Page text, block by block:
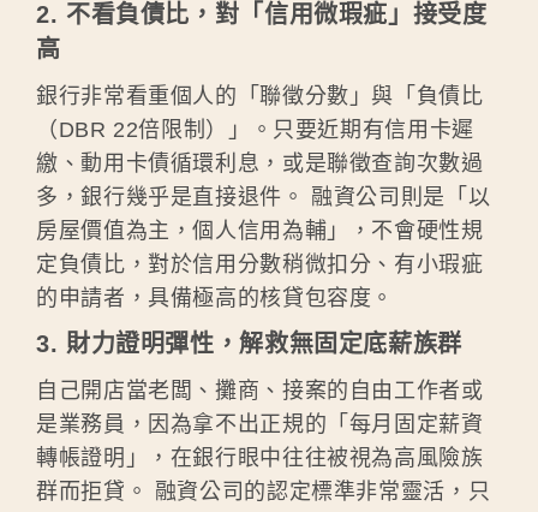
2. 不看負債比，對「信用微瑕疵」接受度
高
銀行非常看重個人的「聯徵分數」與「負債比
（DBR 22倍限制）」。只要近期有信用卡遲
繳、動用卡債循環利息，或是聯徵查詢次數過
多，銀行幾乎是直接退件。 融資公司則是「以
房屋價值為主，個人信用為輔」，不會硬性規
定負債比，對於信用分數稍微扣分、有小瑕疵
的申請者，具備極高的核貸包容度。
3. 財力證明彈性，解救無固定底薪族群
自己開店當老闆、攤商、接案的自由工作者或
是業務員，因為拿不出正規的「每月固定薪資
轉帳證明」，在銀行眼中往往被視為高風險族
群而拒貸。 融資公司的認定標準非常靈活，只